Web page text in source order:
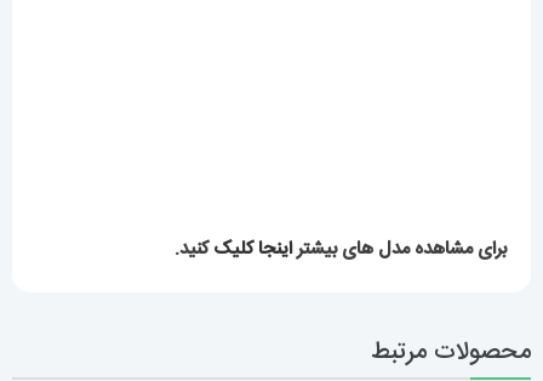
برای مشاهده مدل های بیشتراینجا کلیککنید.
محصولات مرتبط